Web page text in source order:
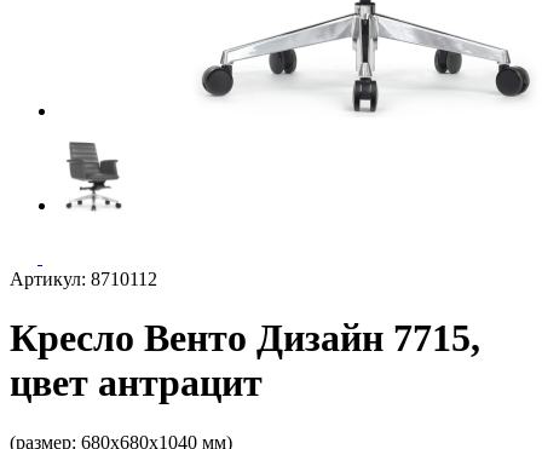
Артикул: 8710112
Кресло Венто Дизайн 7715,
цвет антрацит
(размер: 680х680х1040 мм)